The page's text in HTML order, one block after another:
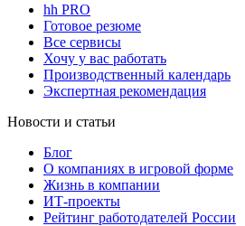
hh PRO
Готовое резюме
Все сервисы
Хочу у вас работать
Производственный календарь
Экспертная рекомендация
Новости и статьи
Блог
О компаниях в игровой форме
Жизнь в компании
ИТ-проекты
Рейтинг работодателей России